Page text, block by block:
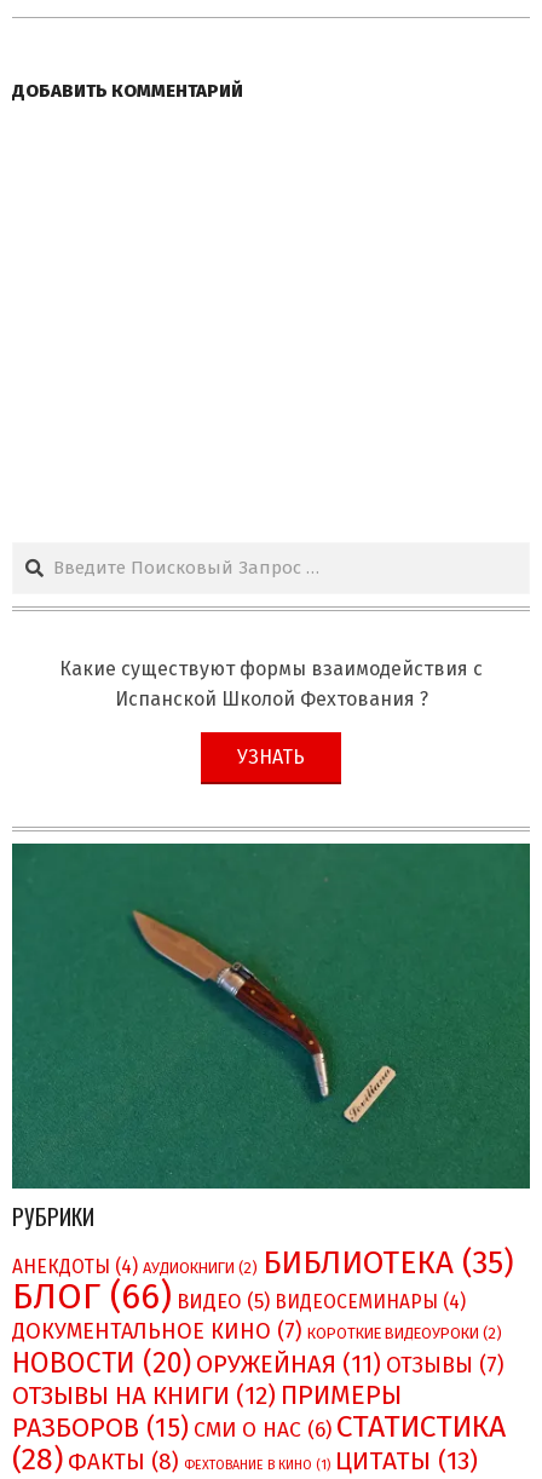
ДОБАВИТЬ КОММЕНТАРИЙ
Поиск
Какие существуют формы взаимодействия с
Испанской Школой Фехтования ?
УЗНАТЬ
РУБРИКИ
АНЕКДОТЫ (4) АУДИОКНИГИ (2) БИБЛИОТЕКА (35)
БЛОГ (66) ВИДЕО (5) ВИДЕОСЕМИНАРЫ (4)
ДОКУМЕНТАЛЬНОЕ КИНО (7) КОРОТКИЕ ВИДЕОУРОКИ (2)
НОВОСТИ (20) ОРУЖЕЙНАЯ (11) ОТЗЫВЫ (7)
ОТЗЫВЫ НА КНИГИ (12) ПРИМЕРЫ
РАЗБОРОВ (15) СМИ О НAC (6) СТАТИСТИКА
(28) ФАКТЫ (8) ФЕХТОВАНИЕ В КИНО (1) ЦИТАТЫ (13)